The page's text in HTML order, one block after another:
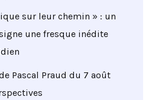
sur leur chemin » : un
une fresque inédite
Pascal Praud du 7 août